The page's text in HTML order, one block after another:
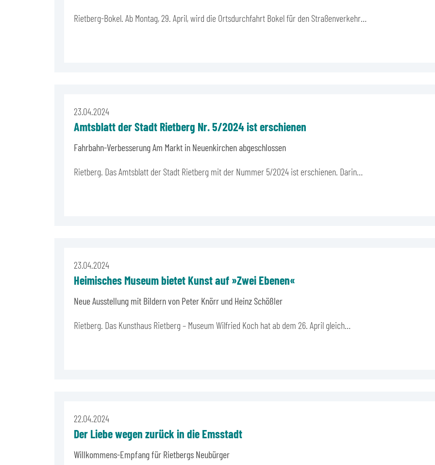
Rietberg-Bokel. Ab Montag, 29. April, wird die Ortsdurchfahrt Bokel für den Straßenverkehr…
23.04.2024
Amtsblatt der Stadt Rietberg Nr. 5/2024 ist erschienen
Fahrbahn-Verbesserung Am Markt in Neuenkirchen abgeschlossen
Rietberg. Das Amtsblatt der Stadt Rietberg mit der Nummer 5/2024 ist erschienen. Darin…
23.04.2024
Heimisches Museum bietet Kunst auf »Zwei Ebenen«
Neue Ausstellung mit Bildern von Peter Knörr und Heinz Schößler
Rietberg. Das Kunsthaus Rietberg – Museum Wilfried Koch hat ab dem 26. April gleich…
22.04.2024
Der Liebe wegen zurück in die Emsstadt
Willkommens-Empfang für Rietbergs Neubürger